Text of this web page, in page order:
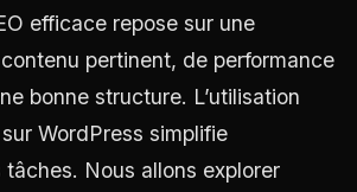
efficace repose sur une
pertinent, de performance
bonne structure. L’utilisation
WordPress simplifie
Nous allons explorer